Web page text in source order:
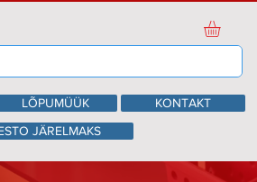
LÕPUMÜÜK
KONTAKT
JÄRELMAKS